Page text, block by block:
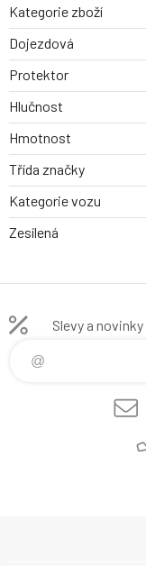
Kategorie zboží
Dojezdová
Protektor
Hlučnost
Hmotnost
Třída značky
Kategorie vozu
Zesílená
Slevy a